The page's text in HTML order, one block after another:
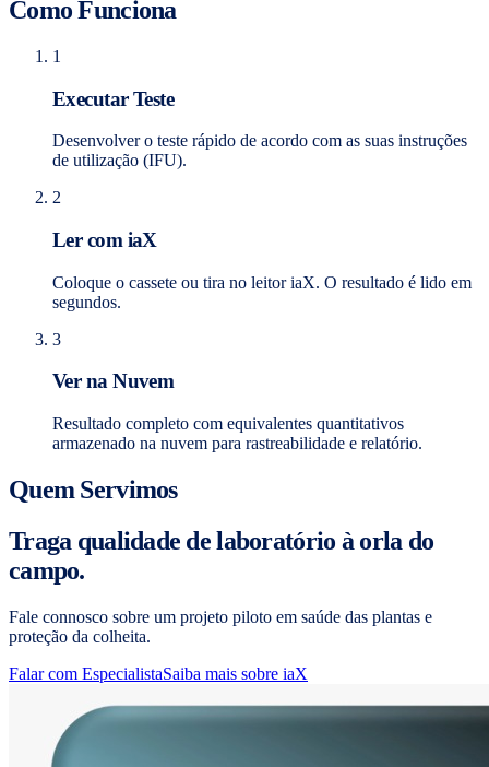
Como Funciona
1
Executar Teste
Desenvolver o teste rápido de acordo com as suas instruções
de utilização (IFU).
2
Ler com iaX
Coloque o cassete ou tira no leitor iaX. O resultado é lido em
segundos.
3
Ver na Nuvem
Resultado completo com equivalentes quantitativos
armazenado na nuvem para rastreabilidade e relatório.
Quem Servimos
Traga qualidade de laboratório à orla do
campo.
Fale connosco sobre um projeto piloto em saúde das plantas e
proteção da colheita.
Falar com EspecialistaSaiba mais sobre iaX